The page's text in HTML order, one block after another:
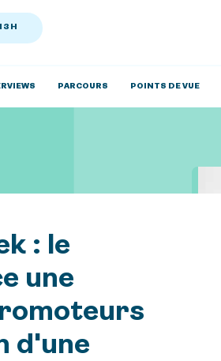
PARCOURS POINTS DE VUE
: le
une
d'une